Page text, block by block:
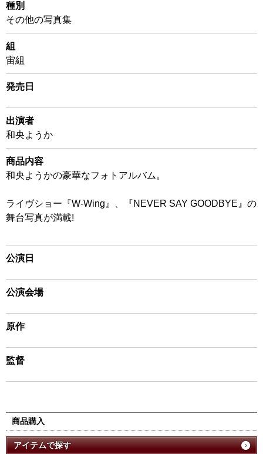
種別
その他の写真集
組
宙組
発売日
出演者
和央ようか
商品内容
和央ようかの豪華なフォトアルバム。
ライヴショー『W-Wing』、『NEVER SAY GOODBYE』の
舞台写真が満載!
公演日
公演会場
原作
監督
商品購入
アイテムで探す